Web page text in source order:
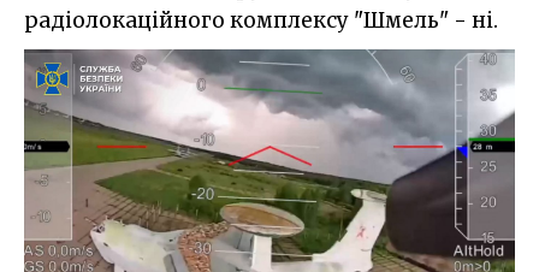
радіолокаційного комплексу "Шмель" - ні.